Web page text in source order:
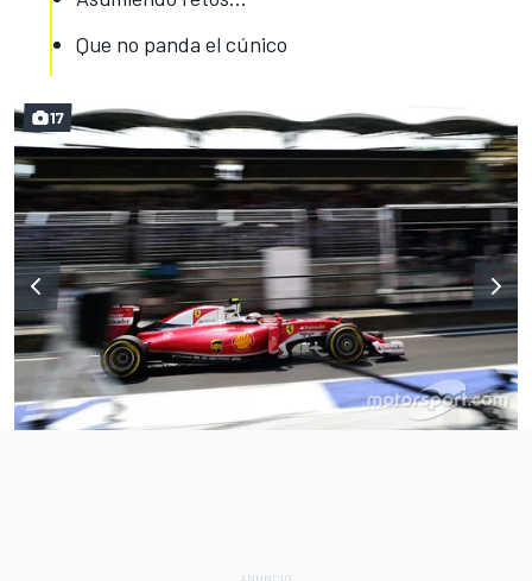
Que no panda el cúnico
17